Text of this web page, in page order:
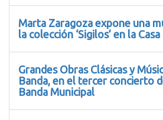
Marta Zaragoza expone una
la colección ‘Sigilos’ en la
Grandes Obras Clásicas y
Banda, en el tercer concierto
Banda Municipal